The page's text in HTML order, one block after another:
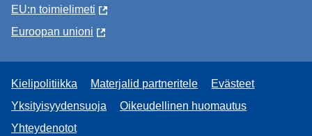
EU:n toimielimeti
Euroopan unioni
Kielipolitiikka Materjalid partneritele
Evästeet
Yksityisyydensuoja
Oikeudellinen huomautus
Yhteydenotot